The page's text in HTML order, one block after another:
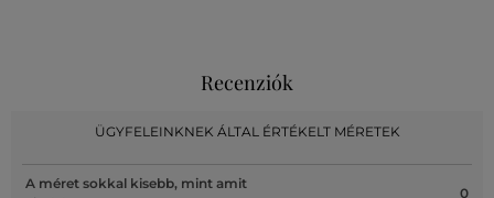
Recenziók
ÜGYFELEINKNEK ÁLTAL ÉRTÉKELT MÉRETEK
A méret sokkal kisebb, mint amit
0